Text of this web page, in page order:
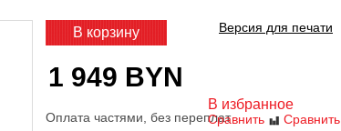
В избранное
Сравнить Сравнить
В корзину
1 949 BYN
Версия для печати
Оплата частями, без переплат